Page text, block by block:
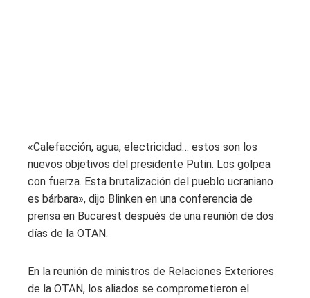
«Calefacción, agua, electricidad… estos son los
nuevos objetivos del presidente Putin. Los golpea
con fuerza. Esta brutalización del pueblo ucraniano
es bárbara», dijo Blinken en una conferencia de
prensa en Bucarest después de una reunión de dos
días de la OTAN.
En la reunión de ministros de Relaciones Exteriores
de la OTAN, los aliados se comprometieron el